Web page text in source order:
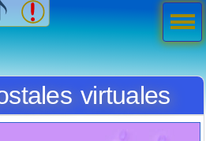
virtuales
Men
ú